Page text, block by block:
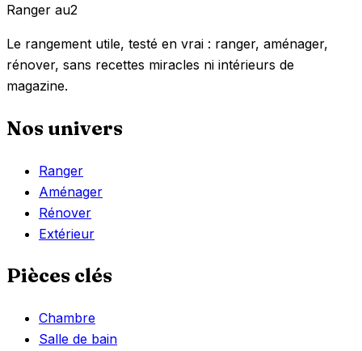
Ranger au2
Le rangement utile, testé en vrai : ranger, aménager,
rénover, sans recettes miracles ni intérieurs de
magazine.
Nos univers
Ranger
Aménager
Rénover
Extérieur
Pièces clés
Chambre
Salle de bain